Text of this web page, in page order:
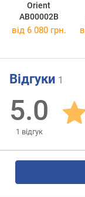
Orient
AB00002B
від 6 080 грн.
Відгуки 1
5.0
1 відгук